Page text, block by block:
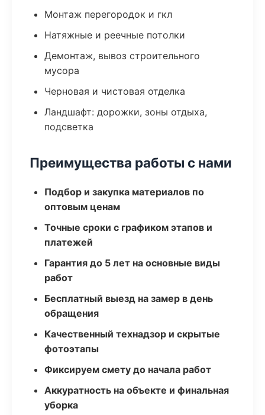
Монтаж перегородок и гкл
Натяжные и реечные потолки
Демонтаж, вывоз строительного
мусора
Черновая и чистовая отделка
Ландшафт: дорожки, зоны отдыха,
подсветка
Преимущества работы с нами
Подбор и закупка материалов по
оптовым ценам
Точные сроки с графиком этапов и
платежей
Гарантия до 5 лет на основные виды
работ
Бесплатный выезд на замер в день
обращения
Качественный технадзор и скрытые
фотоэтапы
Фиксируем смету до начала работ
Аккуратность на объекте и финальная
уборка